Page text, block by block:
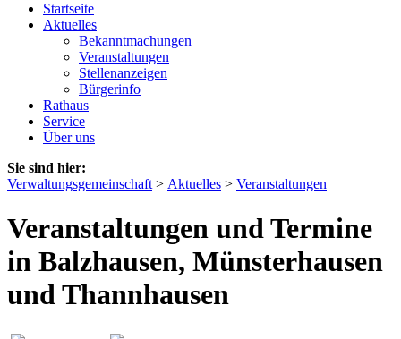
Startseite
Aktuelles
Bekanntmachungen
Veranstaltungen
Stellenanzeigen
Bürgerinfo
Rathaus
Service
Über uns
Sie sind hier:
Verwaltungsgemeinschaft > Aktuelles > Veranstaltungen
Veranstaltungen und Termine
in Balzhausen, Münsterhausen
und Thannhausen